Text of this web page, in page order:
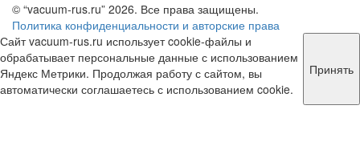
© “vacuum-rus.ru” 2026. Все права защищены.
Политика конфиденциальности и авторские права
Сайт vacuum-rus.ru использует cookie-файлы и
обрабатывает персональные данные с использованием
Яндекс Метрики. Продолжая работу с сайтом, вы
автоматически соглашаетесь с использованием cookie.
Принять